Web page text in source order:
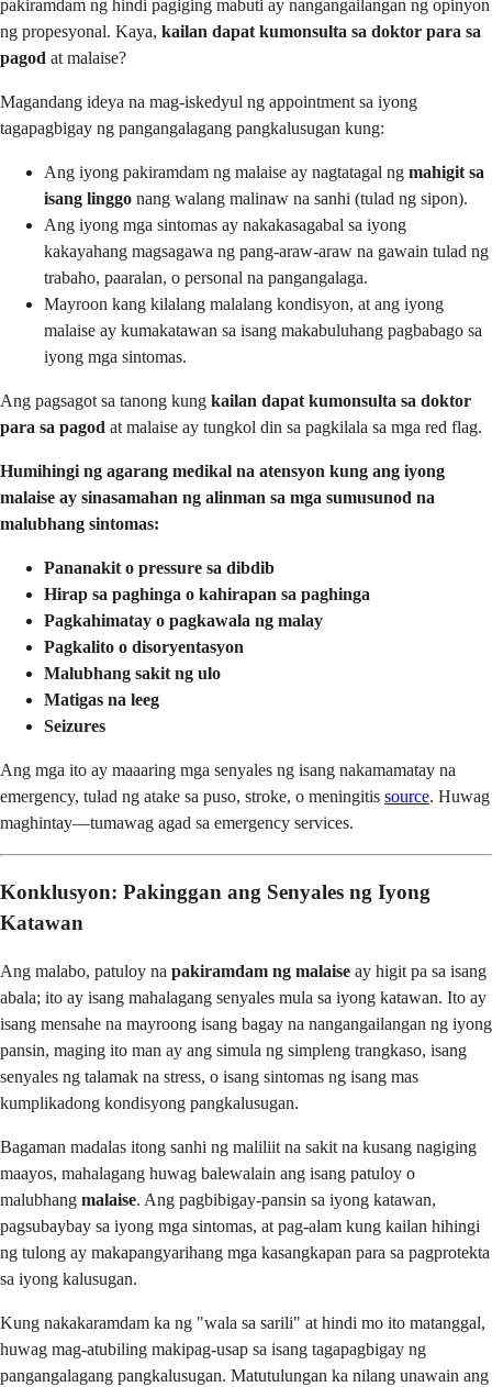
pakiramdam ng hindi pagiging mabuti ay nangangailangan ng opinyon
ng propesyonal. Kaya, kailan dapat kumonsulta sa doktor para sa
pagod at malaise?
Magandang ideya na mag-iskedyul ng appointment sa iyong
tagapagbigay ng pangangalagang pangkalusugan kung:
Ang iyong pakiramdam ng malaise ay nagtatagal ng mahigit sa
isang linggo nang walang malinaw na sanhi (tulad ng sipon).
Ang iyong mga sintomas ay nakakasagabal sa iyong
kakayahang magsagawa ng pang-araw-araw na gawain tulad ng
trabaho, paaralan, o personal na pangangalaga.
Mayroon kang kilalang malalang kondisyon, at ang iyong
malaise ay kumakatawan sa isang makabuluhang pagbabago sa
iyong mga sintomas.
Ang pagsagot sa tanong kung kailan dapat kumonsulta sa doktor
para sa pagod at malaise ay tungkol din sa pagkilala sa mga red flag.
Humihingi ng agarang medikal na atensyon kung ang iyong
malaise ay sinasamahan ng alinman sa mga sumusunod na
malubhang sintomas:
Pananakit o pressure sa dibdib
Hirap sa paghinga o kahirapan sa paghinga
Pagkahimatay o pagkawala ng malay
Pagkalito o disoryentasyon
Malubhang sakit ng ulo
Matigas na leeg
Seizures
Ang mga ito ay maaaring mga senyales ng isang nakamamatay na
emergency, tulad ng atake sa puso, stroke, o meningitis source. Huwag
maghintay—tumawag agad sa emergency services.
Konklusyon: Pakinggan ang Senyales ng Iyong
Katawan
Ang malabo, patuloy na pakiramdam ng malaise ay higit pa sa isang
abala; ito ay isang mahalagang senyales mula sa iyong katawan. Ito ay
isang mensahe na mayroong isang bagay na nangangailangan ng iyong
pansin, maging ito man ay ang simula ng simpleng trangkaso, isang
senyales ng talamak na stress, o isang sintomas ng isang mas
kumplikadong kondisyong pangkalusugan.
Bagaman madalas itong sanhi ng maliliit na sakit na kusang nagiging
maayos, mahalagang huwag balewalain ang isang patuloy o
malubhang malaise. Ang pagbibigay-pansin sa iyong katawan,
pagsubaybay sa iyong mga sintomas, at pag-alam kung kailan hihingi
ng tulong ay makapangyarihang mga kasangkapan para sa pagprotekta
sa iyong kalusugan.
Kung nakakaramdam ka ng "wala sa sarili" at hindi mo ito matanggal,
huwag mag-atubiling makipag-usap sa isang tagapagbigay ng
pangangalagang pangkalusugan. Matutulungan ka nilang unawain ang